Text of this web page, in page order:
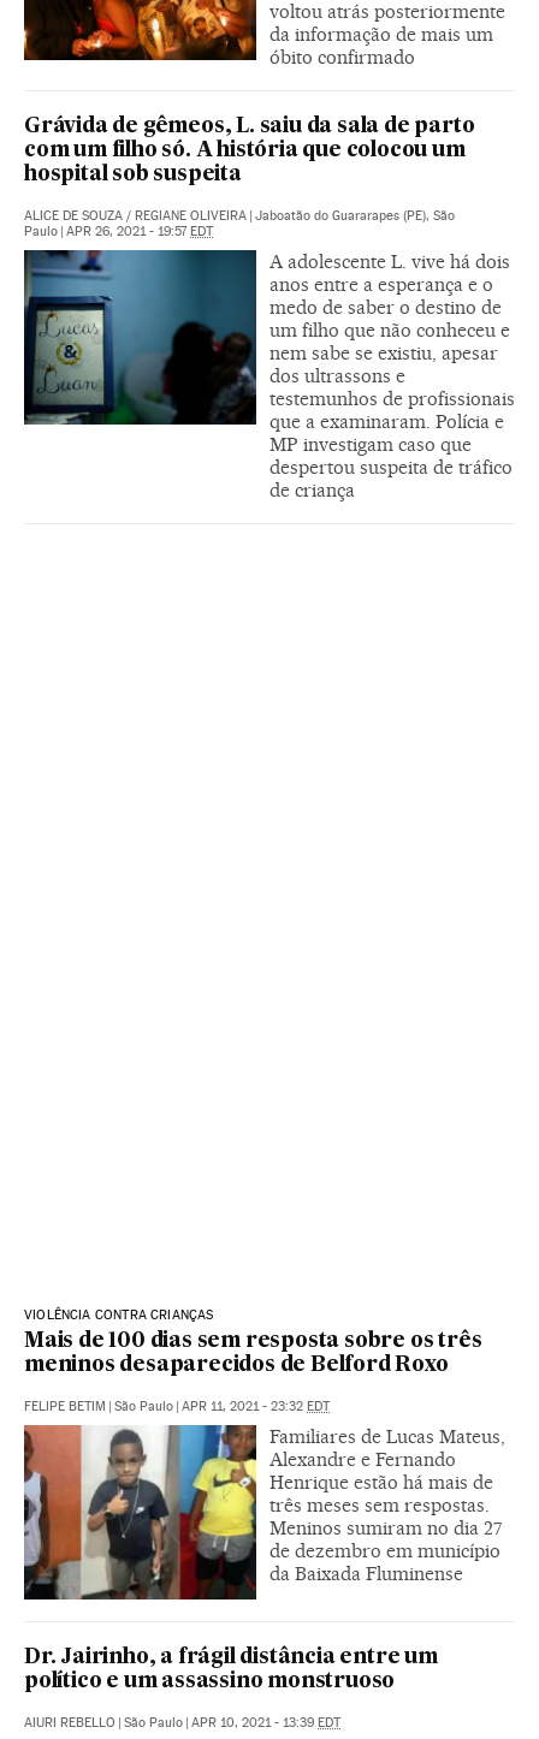
voltou atrás posteriormente
da informação de mais um
óbito confirmado
Grávida de gêmeos, L. saiu da sala de parto
com um filho só. A história que colocou um
hospital sob suspeita
ALICE DE SOUZA / REGIANE OLIVEIRA | Jaboatão do Guararapes (PE), São
Paulo | APR 26, 2021 - 19:57EDT
A adolescente L. vive há dois
anos entre a esperança e o
medo de saber o destino de
um filho que não conheceu e
nem sabe se existiu, apesar
dos ultrassons e
testemunhos de profissionais
que a examinaram. Polícia e
MP investigam caso que
despertou suspeita de tráfico
de criança
VIOLÊNCIA CONTRA CRIANÇAS
Mais de 100 dias sem resposta sobre os três
meninos desaparecidos de Belford Roxo
FELIPE BETIM | São Paulo | APR 11, 2021 - 23:32 EDT
Familiares de Lucas Mateus,
Alexandre e Fernando
Henrique estão há mais de
três meses sem respostas.
Meninos sumiram no dia 27
de dezembro em município
da Baixada Fluminense
Dr. Jairinho, a frágil distância entre um
político e um assassino monstruoso
AIURI REBELLO | São Paulo | APR 10, 2021 - 13:39 EDT